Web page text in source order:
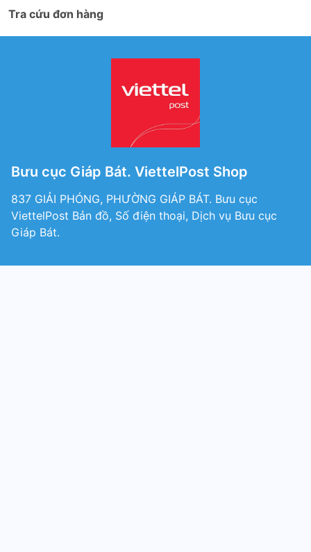
Tra cứu đơn hàng
Bưu cục Giáp Bát. ViettelPost Shop
837 GIẢI PHÓNG, PHƯỜNG GIÁP BÁT. Bưu cục
ViettelPost Bản đồ, Số điện thoại, Dịch vụ Bưu cục
Giáp Bát.